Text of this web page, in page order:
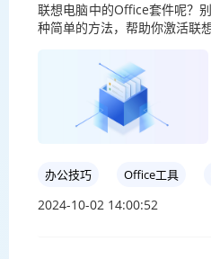
联想电脑中的Office套件呢？
种简单的方法，帮助你激活联
办公技巧 Office工具
2024-10-02 14:00:52